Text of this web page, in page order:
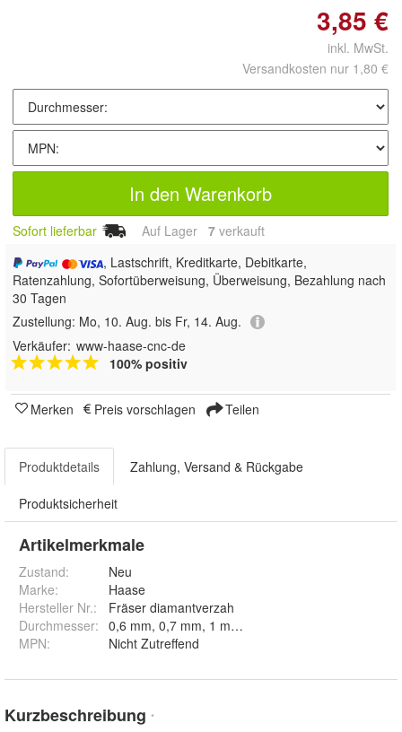
3,85 €
inkl. MwSt.
Versandkosten nur 1,80 €
In den Warenkorb
Sofort lieferbar Auf Lager 7 verkauft
, Lastschrift, Kreditkarte, Debitkarte,
Ratenzahlung, Sofortüberweisung, Überweisung, Bezahlung nach
30 Tagen
Zustellung: Mo, 10. Aug. bis Fr, 14. Aug.
Verkäufer: www-haase-cnc-de
100% positiv
Merken Preis vorschlagen Teilen
Produktdetails Zahlung, Versand & Rückgabe
Produktsicherheit
Artikelmerkmale
Zustand:
Neu
Marke:
Haase
Hersteller Nr.:
Fräser diamantverzah
Durchmesser:
MPN: Nicht Zutreffend
Kurzbeschreibung *